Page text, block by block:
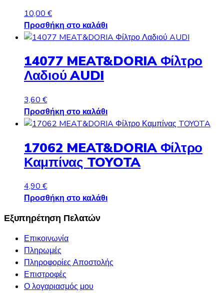
10,00 €
Προσθήκη στο καλάθι
14077 MEAT&DORIA Φίλτρο
Λαδιού AUDI
3,60 €
Προσθήκη στο καλάθι
17062 MEAT&DORIA Φίλτρο
Καμπίνας TOYOTA
4,90 €
Προσθήκη στο καλάθι
Εξυπηρέτηση Πελατών
Επικοινωνία
Πληρωμές
Πληροφορίες Αποστολής
Επιστροφές
Ο λογαριασμός μου